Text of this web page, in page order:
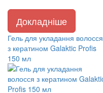
Докладніше
Гель для укладання волосся
з кератином Galaktic Profis
150 мл